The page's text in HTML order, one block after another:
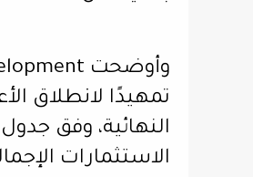
تمهيدًا لانطلاق
النهائية، وفق